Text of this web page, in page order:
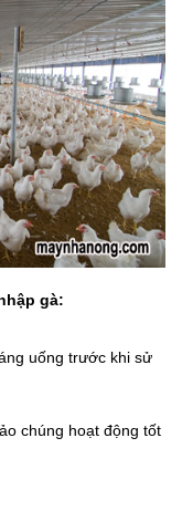
gà:
uống trước khi sử
chúng hoạt động tốt